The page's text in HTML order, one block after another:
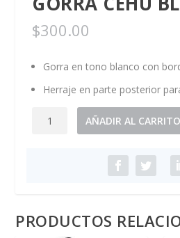
$300.00
Gorra en tono blanco con
Herraje en parte posterior
AÑADIR AL CARRITO
PRODUCTOS